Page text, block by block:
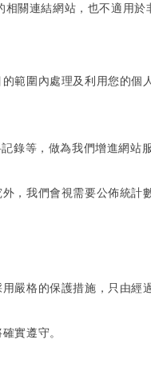
關連結網站，也不適用於
範圍內處理及利用您的個
錄等，做為我們增進網站
，我們會視需要公佈統計
嚴格的保護措施，只由經
實遵守。